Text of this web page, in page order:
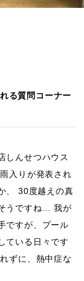
る質問コーナー
しんせつハウス
入りが発表され
、 30度越えの真
うですね… 我が
ですが、プール
ている日々です
ずに、熱中症な